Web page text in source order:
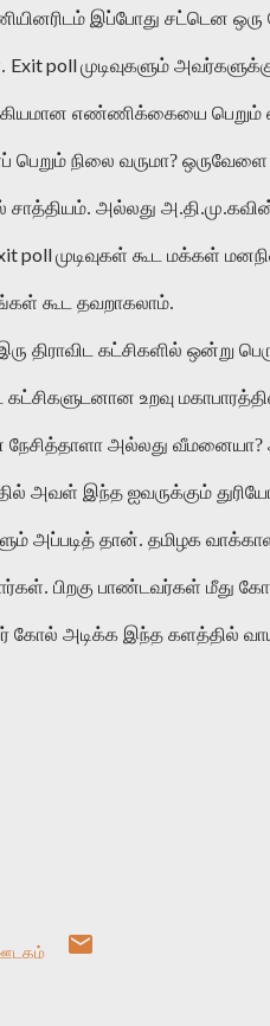
இப்போது சட்டென
Exit pollமுடிவுகளும்
எண்ணிக்கையை பெறும்
நிலை வருமா?
சாத்தியம். அல்லது
pollமுடிவுகள் கூட மக்கள்
கூட தவறாகலாம்.
கட்சிகளில் ஒன்று
கட்சிகளுடனான உறவு
அல்லது
அவள் இந்த ஐவருக்கும்
அப்படித் தான். தமிழக
பிறகு பாண்டவர்கள் மீது
கோல் அடிக்க இந்த களத்தில்